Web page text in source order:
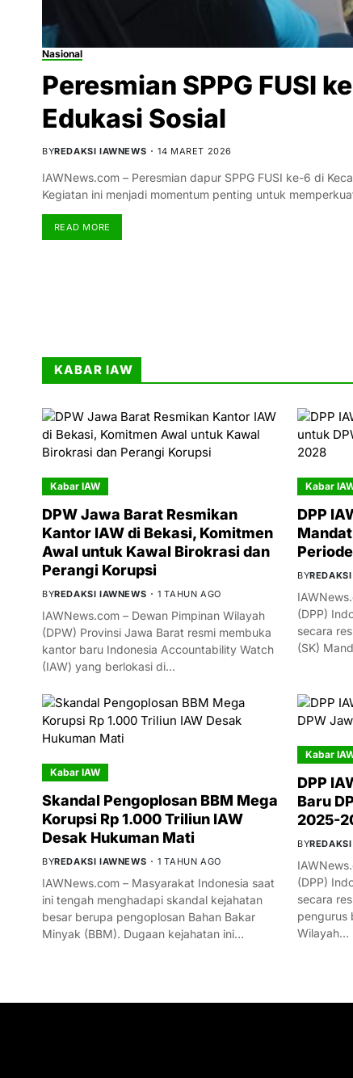
Nasional
Peresmian SPPG FUSI
Edukasi Sosial
BYREDAKSI IAWNEWS 14 MARET 2026
IAWNews.com – Peresmian dapur SPPG FUSI ke-6 di
Kegiatan ini menjadi momentum penting untuk
READ MORE
KABAR IAW
Kabar IAW
DPW Jawa Barat Resmikan
Kantor IAW di Bekasi, Komitmen
Awal untuk Kawal Birokrasi dan
Perangi Korupsi
BYREDAKSI IAWNEWS 1 TAHUN AGO
IAWNews.com – Dewan Pimpinan Wilayah
(DPW) Provinsi Jawa Barat resmi membuka
kantor baru Indonesia Accountability Watch
(IAW) yang berlokasi di…
Kabar
DPP
BY
(DPP)
secara
(SK)
Kabar IAW
Skandal Pengoplosan BBM Mega
Korupsi Rp 1.000 Triliun IAW
Desak Hukuman Mati
BYREDAKSI IAWNEWS 1 TAHUN AGO
IAWNews.com – Masyarakat Indonesia saat
ini tengah menghadapi skandal kejahatan
besar berupa pengoplosan Bahan Bakar
Minyak (BBM). Dugaan kejahatan ini…
Kabar
DPP
Baru
2025-
BY
(DPP)
secara
pengurus
Wilayah…